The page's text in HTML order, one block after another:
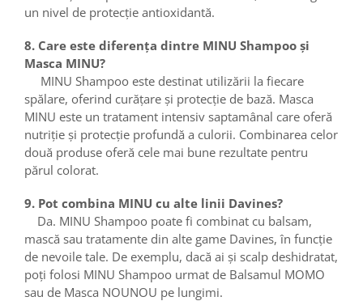
un nivel de protecție antioxidantă.
8. Care este diferența dintre MINU Shampoo și
Masca MINU?
MINU Shampoo este destinat utilizării la fiecare
spălare, oferind curățare și protecție de bază. Masca
MINU este un tratament intensiv saptamânal care oferă
nutriție și protecție profundă a culorii. Combinarea celor
două produse oferă cele mai bune rezultate pentru
părul colorat.
9. Pot combina MINU cu alte linii Davines?
Da. MINU Shampoo poate fi combinat cu balsam,
mască sau tratamente din alte game Davines, în funcție
de nevoile tale. De exemplu, dacă ai și scalp deshidratat,
poți folosi MINU Shampoo urmat de Balsamul MOMO
sau de Masca NOUNOU pe lungimi.